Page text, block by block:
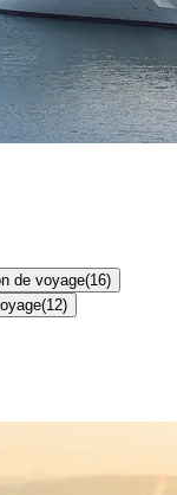
de voyage(16)
(12)